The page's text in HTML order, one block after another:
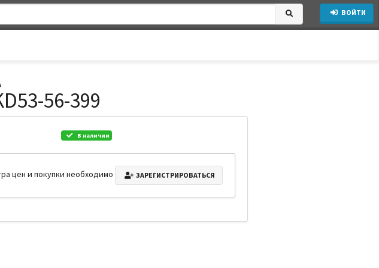
ВОЙТИ
56-399
В наличии
цен и покупки необходимо ЗАРЕГИСТРИРОВАТЬСЯ